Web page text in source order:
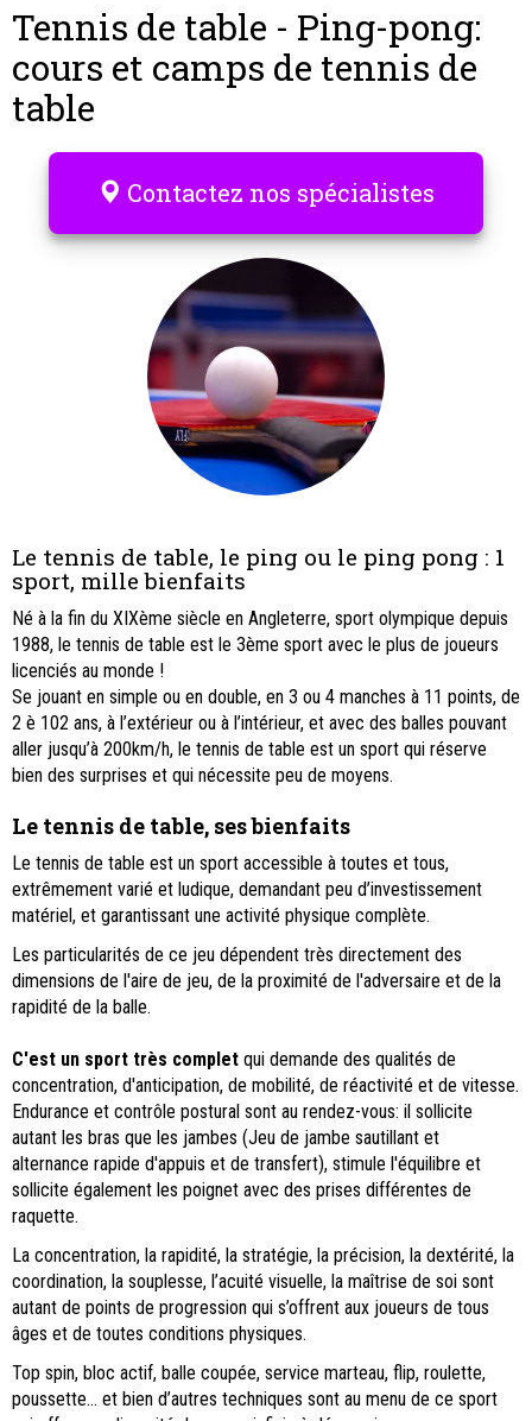
Tennis de table - Ping-pong:
cours et camps de tennis de
table
Contactez nos spécialistes
Le tennis de table, le ping ou le ping pong : 1
sport, mille bienfaits
Né à la fin du XIXème siècle en Angleterre, sport olympique depuis
1988, le tennis de table est le 3ème sport avec le plus de joueurs
licenciés au monde !
Se jouant en simple ou en double, en 3 ou 4 manches à 11 points, de
2 è 102 ans, à l’extérieur ou à l’intérieur, et avec des balles pouvant
aller jusqu’à 200km/h, le tennis de table est un sport qui réserve
bien des surprises et qui nécessite peu de moyens.
Le tennis de table, ses bienfaits
Le tennis de table est un sport accessible à toutes et tous,
extrêmement varié et ludique, demandant peu d’investissement
matériel, et garantissant une activité physique complète.
Les particularités de ce jeu dépendent très directement des
dimensions de l'aire de jeu, de la proximité de l'adversaire et de la
rapidité de la balle.
C'est un sport très complet qui demande des qualités de
concentration, d'anticipation, de mobilité, de réactivité et de vitesse.
Endurance et contrôle postural sont au rendez-vous: il sollicite
autant les bras que les jambes (Jeu de jambe sautillant et
alternance rapide d'appuis et de transfert), stimule l'équilibre et
sollicite également les poignet avec des prises différentes de
raquette.
La concentration, la rapidité, la stratégie, la précision, la dextérité, la
coordination, la souplesse, l’acuité visuelle, la maîtrise de soi sont
autant de points de progression qui s’offrent aux joueurs de tous
âges et de toutes conditions physiques.
Top spin, bloc actif, balle coupée, service marteau, flip, roulette,
poussette… et bien d’autres techniques sont au menu de ce sport